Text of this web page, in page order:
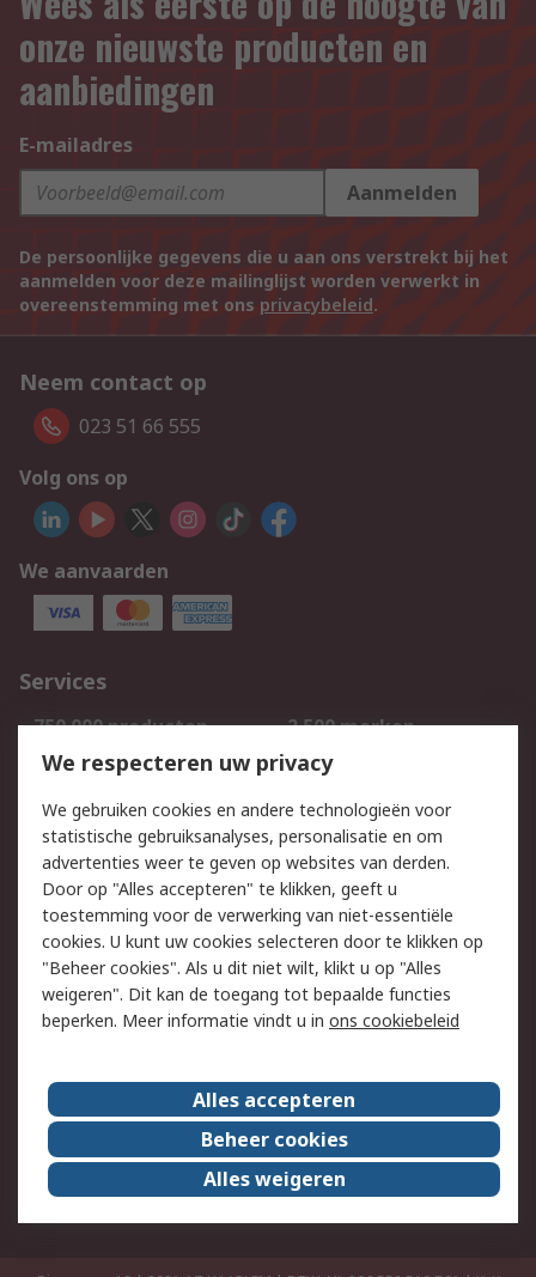
onze nieuwste producten en
aanbiedingen
E-mailadres
Aanmelden
De persoonlijke gegevens die u aan ons verstrekt bij het
aanmelden voor deze mailinglijst worden verwerkt in
overeenstemming met ons privacybeleid.
Neem contact op
023 51 66 555
Volg ons op
We aanvaarden
Services
750.000 producten
2.500 merken
Bestellen
Inkoopoplossingen
Track & Trace
Wettelijk
Cookiebeleid
Email veiligheid
Privacybeleid
Websitevoorwaarden
Algemene
verkoopvoorwaarden
Over RS
RS Group
Over ons
RS wereldwijd
Werken bij RS
ESG
We respecteren uw privacy
We gebruiken cookies en andere technologieën voor
statistische gebruiksanalyses, personalisatie en om
advertenties weer te geven op websites van derden.
Door op "Alles accepteren" te klikken, geeft u
toestemming voor de verwerking van niet-essentiële
cookies. U kunt uw cookies selecteren door te klikken op
"Beheer cookies". Als u dit niet wilt, klikt u op "Alles
weigeren". Dit kan de toegang tot bepaalde functies
beperken. Meer informatie vindt u in ons cookiebeleid
Alles accepteren
Beheer cookies
Alles weigeren